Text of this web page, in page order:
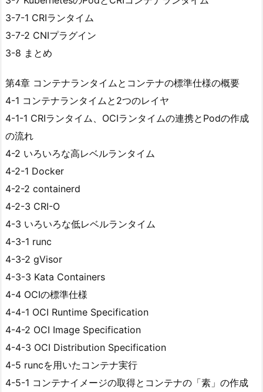
3-7-1 CRIランタイム
3-7-2 CNIプラグイン
3-8 まとめ
第4章 コンテナランタイムとコンテナの標準仕様の概要
4-1 コンテナランタイムと2つのレイヤ
4-1-1 CRIランタイム、OCIランタイムの連携とPodの作成
の流れ
4-2 いろいろな高レベルランタイム
4-2-1 Docker
4-2-2 containerd
4-2-3 CRI-O
4-3 いろいろな低レベルランタイム
4-3-1 runc
4-3-2 gVisor
4-3-3 Kata Containers
4-4 OCIの標準仕様
4-4-1 OCI Runtime Specification
4-4-2 OCI Image Specification
4-4-3 OCI Distribution Specification
4-5 runcを用いたコンテナ実行
4-5-1 コンテナイメージの取得とコンテナの「素」の作成